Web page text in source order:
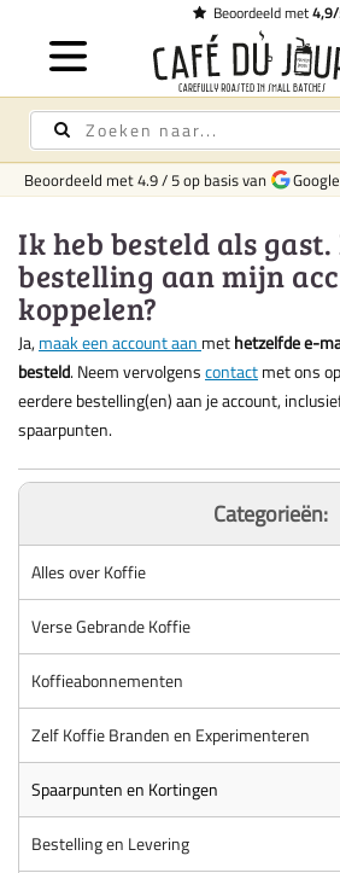
Beoordeeld met
Beoordeeld met4.9/5op basis van
Ik heb besteld als
bestelling aan mijn
koppelen?
Ja,maak een account aan methetzelfde e-
besteld. Neem vervolgenscontactmet ons
eerdere bestelling(en) aan je account,
spaarpunten.
Categorieën:
Alles over Koffie
Verse Gebrande Koffie
Koffieabonnementen
Zelf Koffie Branden en Experimenteren
Spaarpunten en Kortingen
Bestelling en Levering